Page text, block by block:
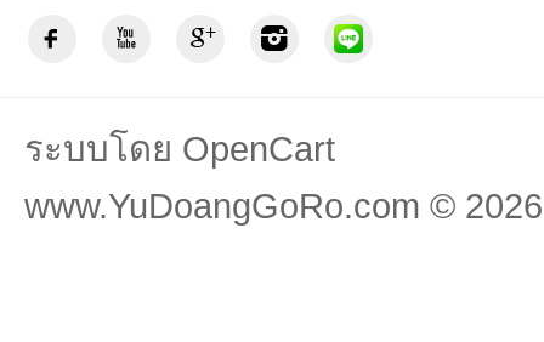
ระบบโดย OpenCart
www.YuDoangGoRo.com ©